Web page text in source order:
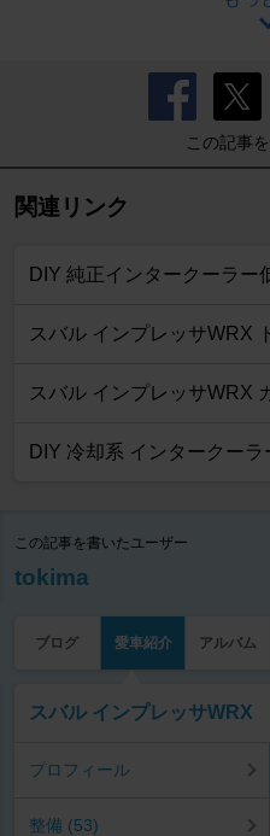
この記事
関連リンク
DIY 純正インタークーラー
スバル インプレッサWRX
スバル インプレッサWRX
DIY 冷却系 インタークー
この記事を書いたユーザー
tokima
ブログ 愛車紹介 アルバム
スバル インプレッサWRX
プロフィール
整備 (53)